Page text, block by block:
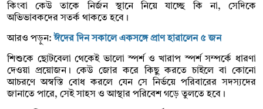
কিংবা কেউ তাকে নির্জন স্থানে নিয়ে যাচ্ছে কি না, সেদিকে
অভিভাবকদের সতর্ক থাকতে হবে।
আরও পড়ুন:ঈদের দিন সকালে একসঙ্গে প্রাণ হারালেন ৫ জন
শিশুকে ছোটবেলা থেকেই ভালো স্পর্শ ও খারাপ স্পর্শ সম্পর্কে ধারণা
দেওয়া প্রয়োজন। কেউ জোর করে কিছু করতে চাইলে বা কোনো
আচরণে অস্বস্তি বোধ করলে যেন সে নির্ভয়ে পরিবারের সদস্যদের
জানাতে পারে, সেই সাহস ও আস্থার পরিবেশ গড়ে তুলতে হবে।